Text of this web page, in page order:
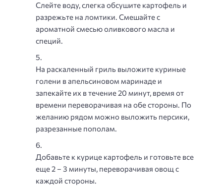
Слейте воду, слегка обсушите картофель и
разрежьте на ломтики. Смешайте с
ароматной смесью оливкового масла и
специй.
На раскаленный гриль выложите куриные
голени в апельсиновом маринаде и
запекайте их в течение 20 минут, время от
времени переворачивая на обе стороны. По
желанию рядом можно выложить персики,
разрезанные пополам.
Добавьте к курице картофель и готовьте все
еще 2 – 3 минуты, переворачивая овощ с
каждой стороны.